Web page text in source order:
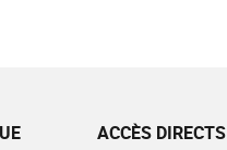
ACCÈS DIRECTS